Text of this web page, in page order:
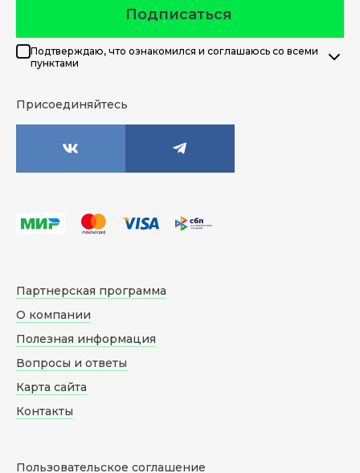
Подписаться
Подтверждаю, что ознакомился и соглашаюсь со всеми
пунктами
Присоединяйтесь
Партнерская программа
О компании
Полезная информация
Вопросы и ответы
Карта сайта
Контакты
Пользовательское соглашение